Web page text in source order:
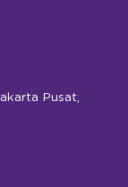
Pusat,